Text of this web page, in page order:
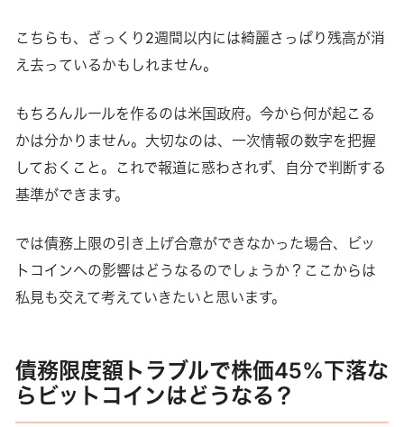
こちらも、ざっくり2週間以内には綺麗さっぱり残高が消
え去っているかもしれません。
もちろんルールを作るのは米国政府。今から何が起こる
かは分かりません。大切なのは、一次情報の数字を把握
しておくこと。これで報道に惑わされず、自分で判断する
基準ができます。
では債務上限の引き上げ合意ができなかった場合、ビッ
トコインへの影響はどうなるのでしょうか？ここからは
私見も交えて考えていきたいと思います。
債務限度額トラブルで株価45%下落な
らビットコインはどうなる？